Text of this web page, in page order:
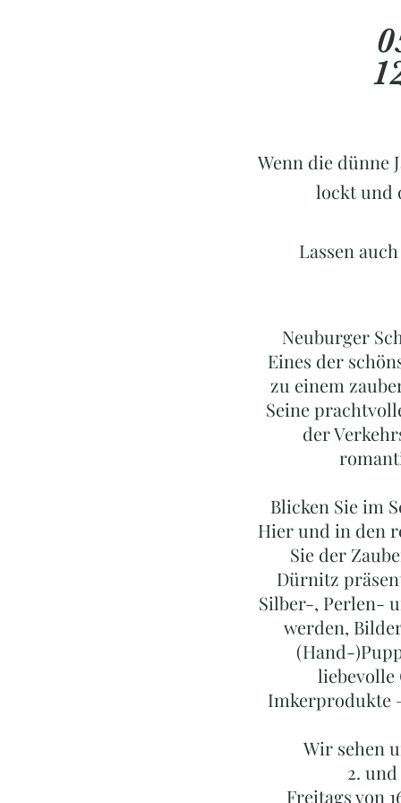
Wenn die dünne
lockt und
Lassen
Neuburger
Eines der
zu einem
Seine
der
Blicken Sie im
Hier und in den
Sie der
Dürnitz
Silber-, Perlen-
werden,
(Hand-
liebevolle
Imkerprodukte
Wir sehen
2.
Freitags von